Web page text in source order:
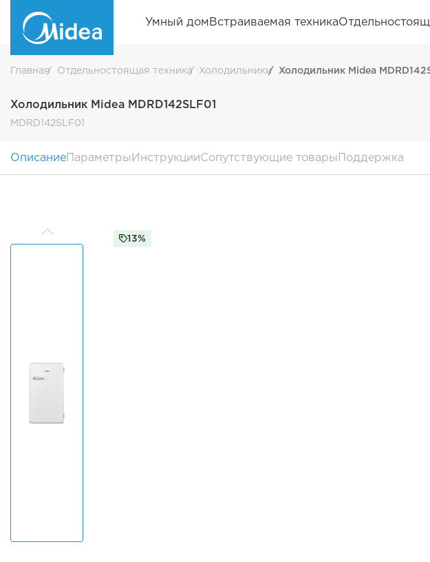
Умный домВстраиваемая техника
Главная Отдельностоящая техника Холодильники Холодильник Midea
Холодильник Midea MDRD142SLF01
MDRD142SLF01
ОписаниеПараметрыИнструкцииСопутствующие товарыПоддержка
13%